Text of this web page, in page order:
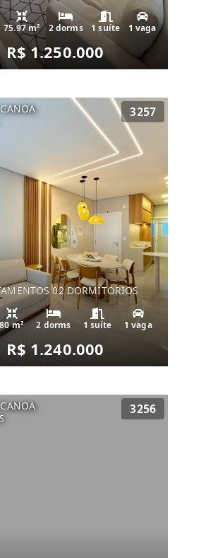
75.97 m² 2 dorms 1 suíte 1 vaga
R$ 1.250.000
3257
02 DORMITÓRIOS
80 m² 2 dorms 1 suíte 1 vaga
R$ 1.240.000
3256